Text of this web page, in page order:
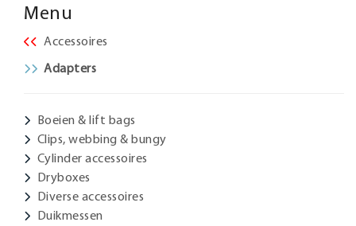
Menu
Accessoires
Adapters
Boeien & lift bags
Clips, webbing & bungy
Cylinder accessoires
Dryboxes
Diverse accessoires
Duikmessen